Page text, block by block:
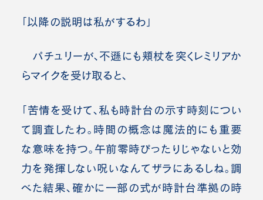
「以降の説明は私がするわ」
パチュリーが、不遜にも頬杖を突くレミリアか
らマイクを受け取ると、
「苦情を受けて、私も時計台の示す時刻につい
て調査したわ。時間の概念は魔法的にも重要
な意味を持つ。午前零時ぴったりじゃないと効
力を発揮しない呪いなんてザラにあるしね。調
べた結果、確かに一部の式が時計台準拠の時